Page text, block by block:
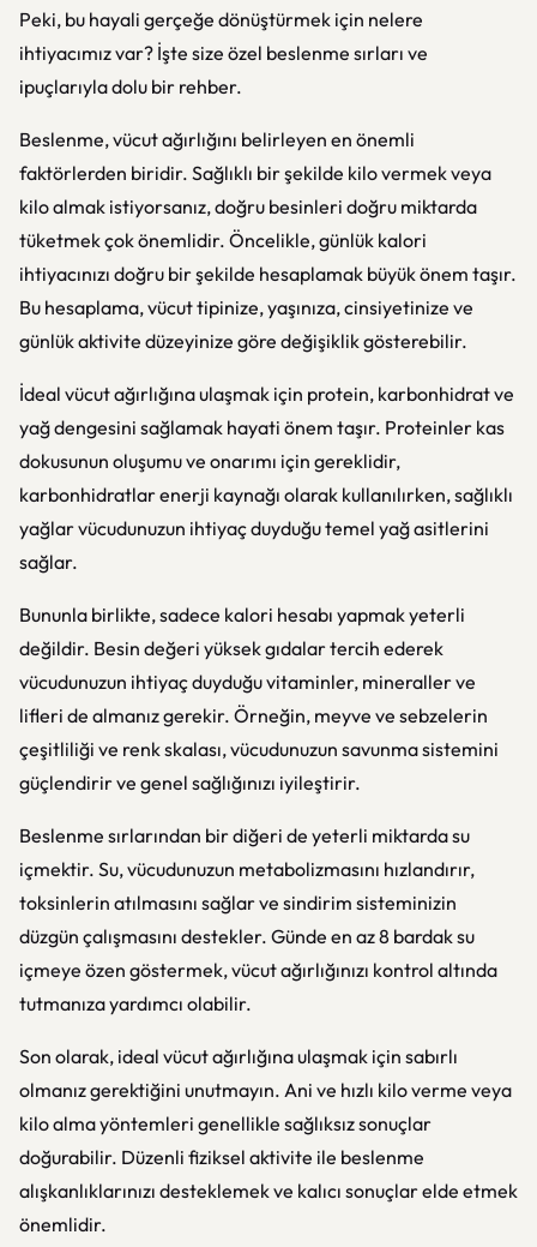
Peki, bu hayali gerçeğe dönüştürmek için nelere
ihtiyacımız var? İşte size özel beslenme sırları ve
ipuçlarıyla dolu bir rehber.
Beslenme, vücut ağırlığını belirleyen en önemli
faktörlerden biridir. Sağlıklı bir şekilde kilo vermek veya
kilo almak istiyorsanız, doğru besinleri doğru miktarda
tüketmek çok önemlidir. Öncelikle, günlük kalori
ihtiyacınızı doğru bir şekilde hesaplamak büyük önem taşır.
Bu hesaplama, vücut tipinize, yaşınıza, cinsiyetinize ve
günlük aktivite düzeyinize göre değişiklik gösterebilir.
İdeal vücut ağırlığına ulaşmak için protein, karbonhidrat ve
yağ dengesini sağlamak hayati önem taşır. Proteinler kas
dokusunun oluşumu ve onarımı için gereklidir,
karbonhidratlar enerji kaynağı olarak kullanılırken, sağlıklı
yağlar vücudunuzun ihtiyaç duyduğu temel yağ asitlerini
sağlar.
Bununla birlikte, sadece kalori hesabı yapmak yeterli
değildir. Besin değeri yüksek gıdalar tercih ederek
vücudunuzun ihtiyaç duyduğu vitaminler, mineraller ve
lifleri de almanız gerekir. Örneğin, meyve ve sebzelerin
çeşitliliği ve renk skalası, vücudunuzun savunma sistemini
güçlendirir ve genel sağlığınızı iyileştirir.
Beslenme sırlarından bir diğeri de yeterli miktarda su
içmektir. Su, vücudunuzun metabolizmasını hızlandırır,
toksinlerin atılmasını sağlar ve sindirim sisteminizin
düzgün çalışmasını destekler. Günde en az 8 bardak su
içmeye özen göstermek, vücut ağırlığınızı kontrol altında
tutmanıza yardımcı olabilir.
Son olarak, ideal vücut ağırlığına ulaşmak için sabırlı
olmanız gerektiğini unutmayın. Ani ve hızlı kilo verme veya
kilo alma yöntemleri genellikle sağlıksız sonuçlar
doğurabilir. Düzenli fiziksel aktivite ile beslenme
alışkanlıklarınızı desteklemek ve kalıcı sonuçlar elde etmek
önemlidir.